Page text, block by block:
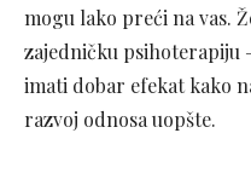
mogu lako preći na vas.
zajedničku psihoterapiju
imati dobar efekat kako
razvoj odnosa uopšte.